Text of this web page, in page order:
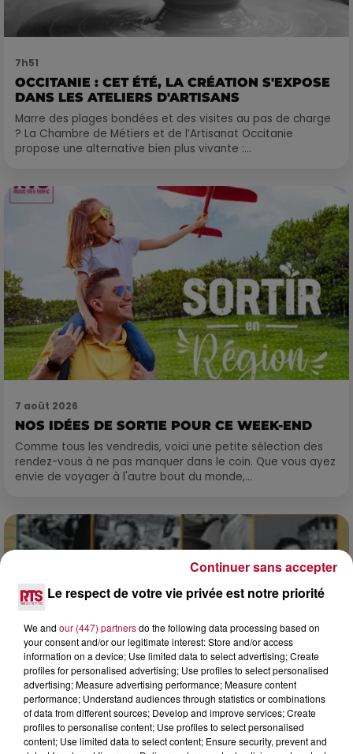
7h51
OCCITANIE : CET ÉTÉ, LA CRÉATION S'EXPOSE
DANS LES ATELIERS D'ARTISANS
Marre des plages bondées et des visites au pas de charge
? La Chambre de Métiers et de l’Artisanat Occitanie
propose une alternative bien plus vivante :...
7 août 2026
NOS IDÉES DE SORTIE POUR CE WEEK-END
Comme tous les vendredis, voici une petite sélection des
rendez-vous à ne pas manquer dans le coin. Que vous ayez
envie de voyager à l'autre bout du monde,...
7 août 2026
Le respect de votre vie privée est notre priorité
We and our (447) partnersdo the following data processing based on
your consent and/or our legitimate interest: Store and/or access
information on a device; Use limited data to select advertising; Create
profiles for personalised advertising; Use profiles to select personalised
advertising; Measure advertising performance; Measure content
performance; Understand audiences through statistics or combinations
of data from different sources; Develop and improve services; Create
profiles to personalise content; Use profiles to select personalised
content; Use limited data to select content; Ensure security, prevent and
Continuer sans accepter